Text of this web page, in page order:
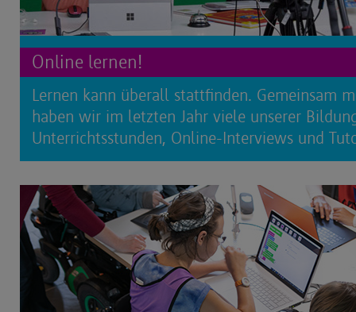
Online lernen!
Lernen kann überall stattfinden. Gemeinsam
haben wir im letzten Jahr viele unserer
Unterrichtsstunden, Online-Interviews und